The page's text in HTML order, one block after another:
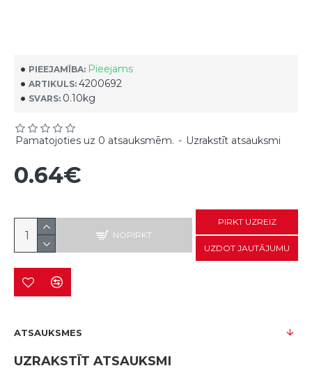
PIEEJAMĪBA: Pieejams
ARTIKULS: 4200692
SVARS: 0.10kg
Pamatojoties uz 0 atsauksmēm. - Uzrakstīt atsauksmi
0.64€
NOPIRKT
PIRKT UZREIZ
UZDOT JAUTĀJUMU
ATSAUKSMES
UZRAKSTĪT ATSAUKSMI